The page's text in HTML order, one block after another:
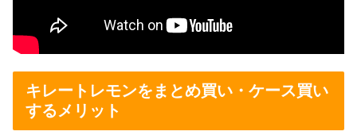
キレートレモンをまとめ買い・ケース買い
するメリット